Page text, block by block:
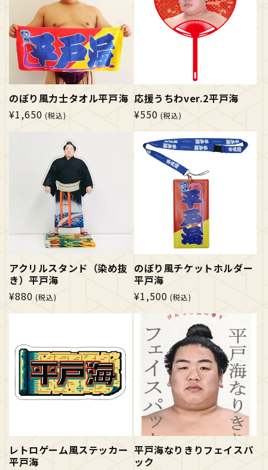
のぼり風力士タオル平戸海
通
¥1,650 (税込)
応援うちわver.2平戸海
通
常
価
¥550 (税込)
アクリルスタンド（染め抜
き）平戸海
通
常
¥880 (税込)
のぼり風チケットホルダー
平戸海
通
常
価
¥1,500 (税込)
レトロゲーム風ステッカー
平戸海
平戸海なりきりフェイスパ
ック